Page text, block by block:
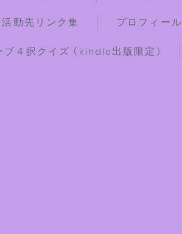
動先リンク集 プロフィール
４択クイズ (kindle出版限定)